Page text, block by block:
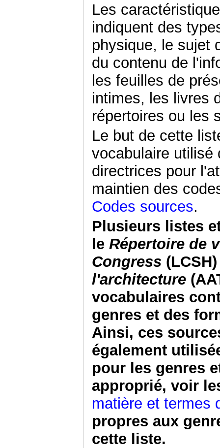
Les
indiquent des
physique, le sujet
du contenu de
les feuilles de
intimes, les livres
répertoires ou les
Le but de cette
vocabulaire utilisé
directrices pour
maintien des
Codes sources.
Plusieurs listes
le Répertoire de
Congress
l'architecture
vocabulaires
genres et des
Ainsi, ces
également
pour les genres
approprié, voir
matière et termes
propres aux
cette liste.